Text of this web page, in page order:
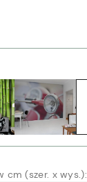
cm (szer. x wys.):